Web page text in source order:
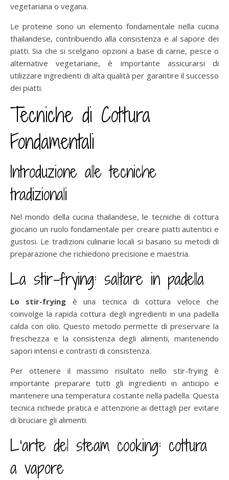
vegetariana o vegana.
Le proteine sono un elemento fondamentale nella cucina
thailandese, contribuendo alla consistenza e al sapore dei
piatti. Sia che si scelgano opzioni a base di carne, pesce o
alternative vegetariane, è importante assicurarsi di
utilizzare ingredienti di alta qualità per garantire il successo
dei piatti.
Tecniche di Cottura
Fondamentali
Introduzione alle tecniche
tradizionali
Nel mondo della cucina thailandese, le tecniche di cottura
giocano un ruolo fondamentale per creare piatti autentici e
gustosi. Le tradizioni culinarie locali si basano su metodi di
preparazione che richiedono precisione e maestria.
La stir-frying: saltare in padella
Lo stir-frying è una tecnica di cottura veloce che
coinvolge la rapida cottura degli ingredienti in una padella
calda con olio. Questo metodo permette di preservare la
freschezza e la consistenza degli alimenti, mantenendo
sapori intensi e contrasti di consistenza.
Per ottenere il massimo risultato nello stir-frying è
importante preparare tutti gli ingredienti in anticipo e
mantenere una temperatura costante nella padella. Questa
tecnica richiede pratica e attenzione ai dettagli per evitare
di bruciare gli alimenti.
L’arte del steam cooking: cottura
a vapore